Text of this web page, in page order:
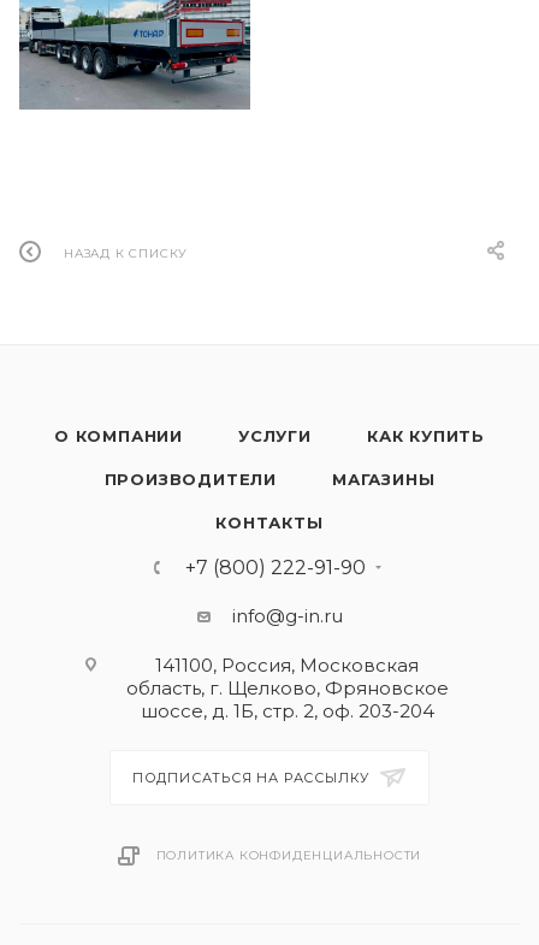
НАЗАД К СПИСКУ
О КОМПАНИИ УСЛУГИ КАК КУПИТЬ
ПРОИЗВОДИТЕЛИ МАГАЗИНЫ
КОНТАКТЫ
+7 (800) 222-91-90
info@g-in.ru
141100, Россия, Московская
область, г. Щелково, Фряновское
шоссе, д. 1Б, стр. 2, оф. 203-204
ПОДПИСАТЬСЯ НА РАССЫЛКУ
ПОЛИТИКА КОНФИДЕНЦИАЛЬНОСТИ